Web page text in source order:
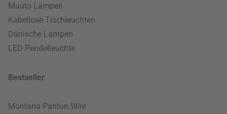
Muuto Lampen
Kabellose Tischleuchten
Dänische Lampen
LED Pendelleuchte
Bestseller
Montana Panton Wire